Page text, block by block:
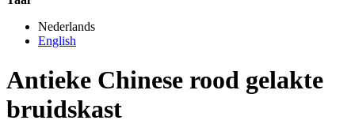
Nederlands
English
Antieke Chinese rood gelakte
bruidskast